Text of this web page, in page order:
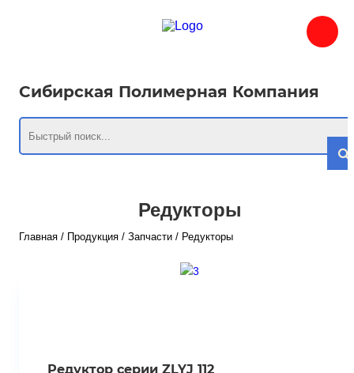
Сибирская Полимерная Компания
Редукторы
Главная / Продукция / Запчасти / Редукторы
Редуктор серии ZLYJ 112